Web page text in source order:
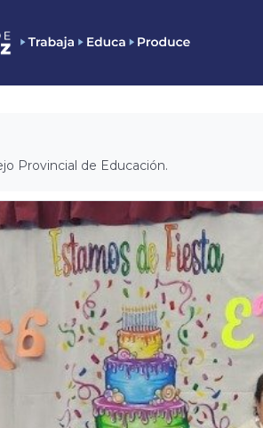
Provincial de Educación.